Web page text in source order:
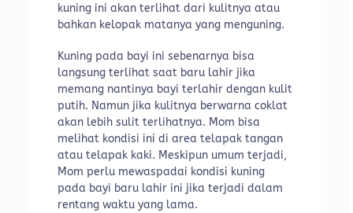
kuning ini akan terlihat dari kulitnya atau
bahkan kelopak matanya yang menguning.
Kuning pada bayi ini sebenarnya bisa
langsung terlihat saat baru lahir jika
memang nantinya bayi terlahir dengan kulit
putih. Namun jika kulitnya berwarna coklat
akan lebih sulit terlihatnya. Mom bisa
melihat kondisi ini di area telapak tangan
atau telapak kaki. Meskipun umum terjadi,
Mom perlu mewaspadai kondisi kuning
pada bayi baru lahir ini jika terjadi dalam
rentang waktu yang lama.